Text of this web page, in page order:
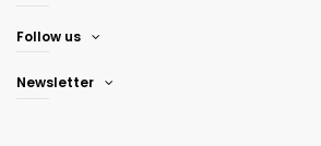
Follow us
Newsletter